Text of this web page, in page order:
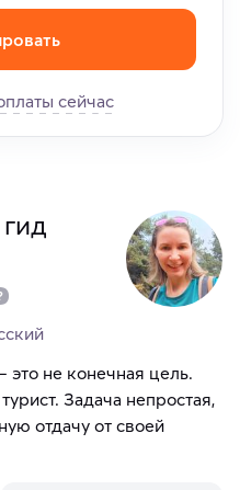
сейчас
не конечная цель.
Задача непростая,
отдачу от своей